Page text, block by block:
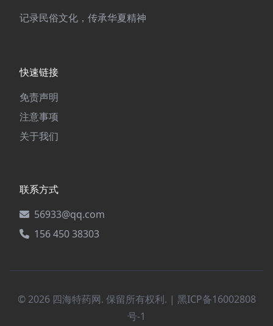
记录民俗文化，传承华夏精神
快速链接
免责声明
注意事项
关于我们
联系方式
56933@qq.com
156 450 38303
© 2026 四海特药网. 保留所有权利. | 黑ICP备16002808
号-1